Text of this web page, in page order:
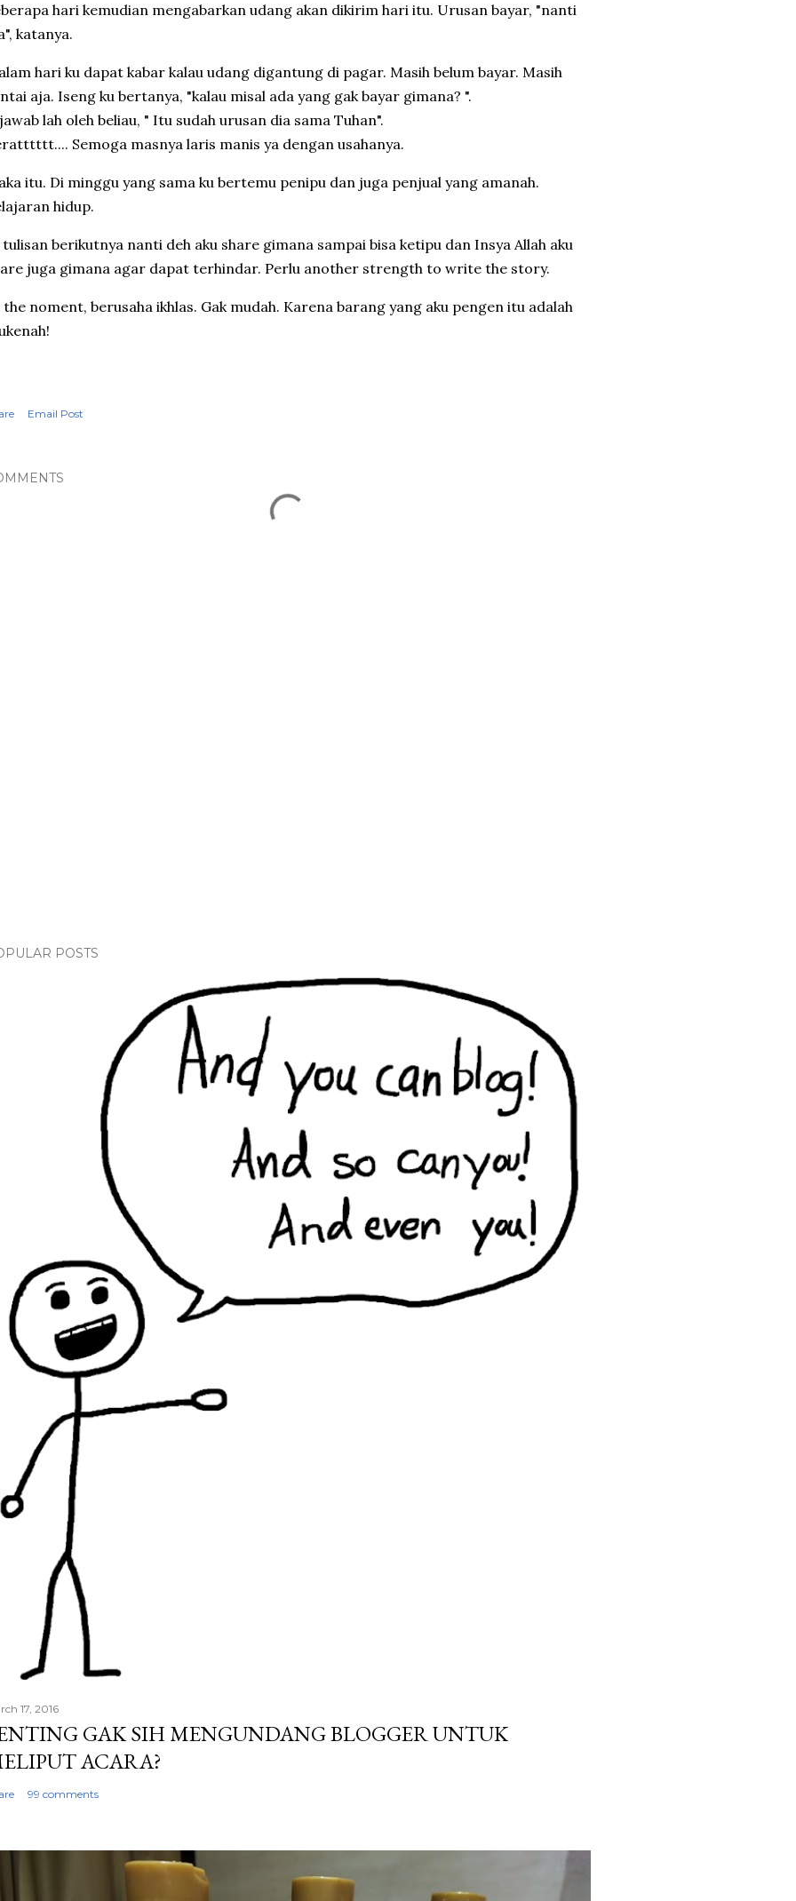
hari kemudian mengabarkan udang akan dikirim hari itu. Urusan bayar, "nanti
katanya.
hari ku dapat kabar kalau udang digantung di pagar. Masih belum bayar. Masih
aja. Iseng ku bertanya, "kalau misal ada yang gak bayar gimana? ".
lah oleh beliau, " Itu sudah urusan dia sama Tuhan".
Semoga masnya laris manis ya dengan usahanya.
itu. Di minggu yang sama ku bertemu penipu dan juga penjual yang amanah.
hidup.
tulisan berikutnya nanti deh aku share gimana sampai bisa ketipu dan Insya Allah aku
juga gimana agar dapat terhindar. Perlu another strength to write the story.
the noment, berusaha ikhlas. Gak mudah. Karena barang yang aku pengen itu adalah
Email Post
POSTS
17, 2016
GAK SIH MENGUNDANG BLOGGER UNTUK
ACARA?
99 comments